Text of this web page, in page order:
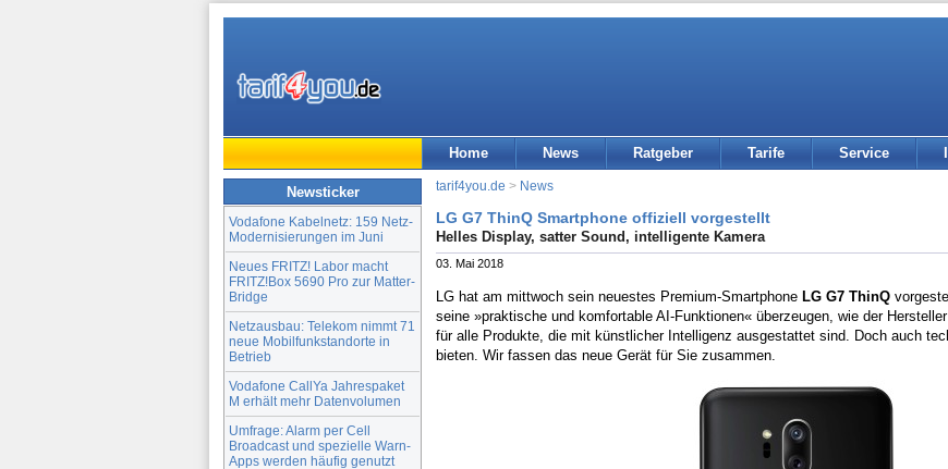
Home News Ratgeber Tarife Service
Newsticker
Vodafone Kabelnetz: 159 Netz-
Modernisierungen im Juni
Neues FRITZ! Labor macht
FRITZ!Box 5690 Pro zur Matter-
Bridge
Netzausbau: Telekom nimmt 71
neue Mobilfunkstandorte in
Betrieb
Vodafone CallYa Jahrespaket
M erhält mehr Datenvolumen
Umfrage: Alarm per Cell
Broadcast und spezielle Warn-
Apps werden häufig genutzt
tarif4you.de > News
LG G7 ThinQ Smartphone offiziell vorgestellt
Helles Display, satter Sound, intelligente Kamera
03. Mai 2018
LG hat am mittwoch sein neuestes Premium-Smartphone LG G7 ThinQ
seine »praktische und komfortable AI-Funktionen« überzeugen, wie der
für alle Produkte, die mit künstlicher Intelligenz ausgestattet sind. Doch auch
bieten. Wir fassen das neue Gerät für Sie zusammen.